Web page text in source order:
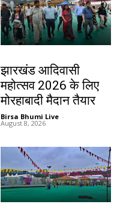
झारखंड आदिवासी
महोत्सव 2026 के लिए
मोरहाबादी मैदान तैयार
Birsa Bhumi Live -
August 8, 2026